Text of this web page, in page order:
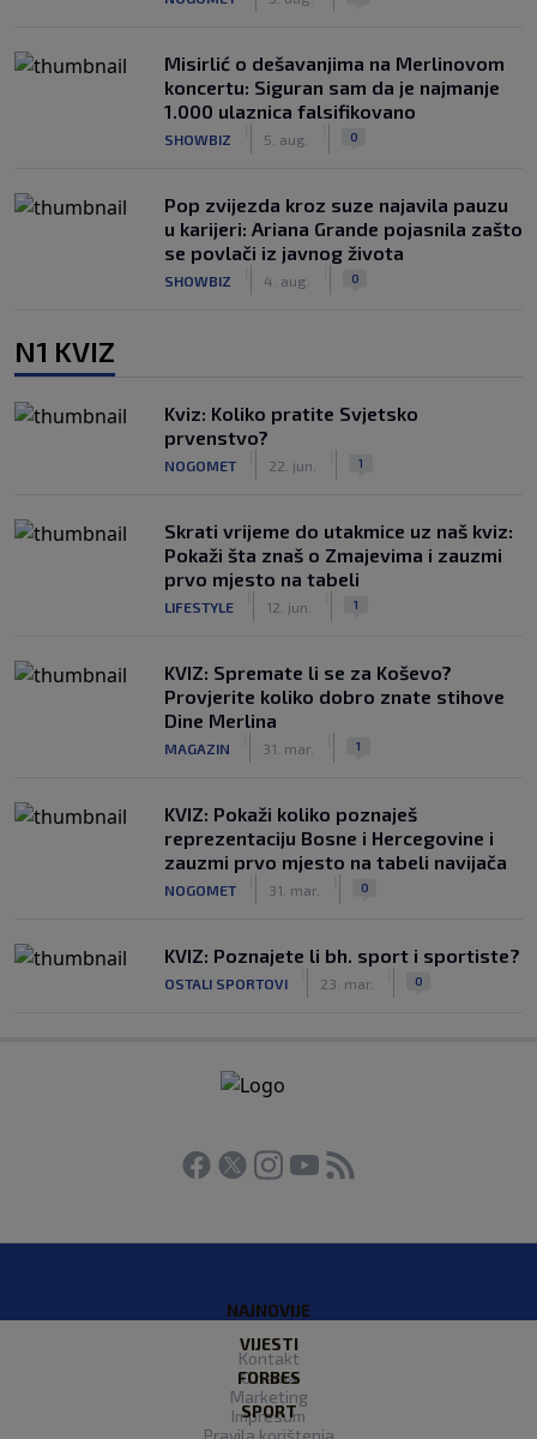
Misirlić o dešavanjima na Merlinovom
koncertu: Siguran sam da je najmanje
1.000 ulaznica falsifikovano
SHOWBIZ 5. aug. 0
Pop zvijezda kroz suze najavila pauzu
u karijeri: Ariana Grande pojasnila zašto
se povlači iz javnog života
SHOWBIZ 4. aug. 0
N1 KVIZ
Kviz: Koliko pratite Svjetsko
prvenstvo?
NOGOMET 22. jun. 1
Skrati vrijeme do utakmice uz naš kviz:
Pokaži šta znaš o Zmajevima i zauzmi
prvo mjesto na tabeli
LIFESTYLE 12. jun. 1
KVIZ: Spremate li se za Koševo?
Provjerite koliko dobro znate stihove
Dine Merlina
MAGAZIN 31. mar. 1
KVIZ: Pokaži koliko poznaješ
reprezentaciju Bosne i Hercegovine i
zauzmi prvo mjesto na tabeli navijača
NOGOMET 31. mar. 0
KVIZ: Poznajete li bh. sport i sportiste?
OSTALI SPORTOVI 23. mar. 0
NAJNOVIJE
VIJESTI
FORBES
SPORT
Kontakt
O nama
Marketing
Impresum
Pravila korištenja